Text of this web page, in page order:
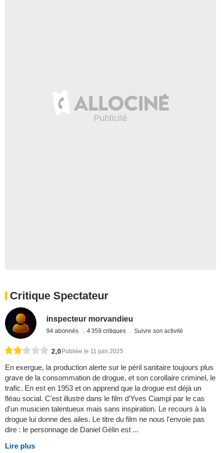
Critique Spectateur
inspecteur morvandieu
94 abonnés 4 359 critiques Suivre son activité
2,0 Publiée le 11 juin 2025
En exergue, la production alerte sur le péril sanitaire toujours plus
grave de la consommation de drogue, et son corollaire criminel, le
trafic. En est en 1953 et on apprend que la drogue est déjà un
fléau social. C'est illustré dans le film d'Yves Ciampi par le cas
d'un musicien talentueux mais sans inspiration. Le recours à la
drogue lui donne des ailes. Le titre du film ne nous l'envoie pas
dire : le personnage de Daniel Gélin est ...
Lire plus